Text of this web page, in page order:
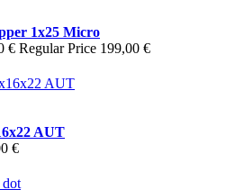
1x25 Micro
€ Regular Price 199,00 €
AUT
€